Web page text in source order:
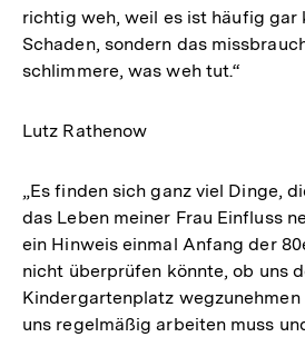
richtig weh, weil es ist häufig gar
Schaden, sondern das
schlimmere, was weh tut.“
Lutz Rathenow
„Es finden sich ganz viel Dinge,
das Leben meiner Frau Einfluss
ein Hinweis einmal Anfang der
nicht überprüfen könnte, ob uns
Kindergartenplatz
uns regelmäßig arbeiten muss